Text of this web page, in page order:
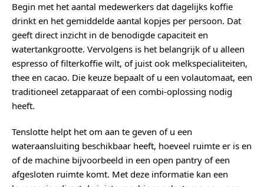
Begin met het aantal medewerkers dat dagelijks koffie
drinkt en het gemiddelde aantal kopjes per persoon. Dat
geeft direct inzicht in de benodigde capaciteit en
watertankgrootte. Vervolgens is het belangrijk of u alleen
espresso of filterkoffie wilt, of juist ook melkspecialiteiten,
thee en cacao. Die keuze bepaalt of u een volautomaat, een
traditioneel zetapparaat of een combi-oplossing nodig
heeft.
Tenslotte helpt het om aan te geven of u een
wateraansluiting beschikbaar heeft, hoeveel ruimte er is en
of de machine bijvoorbeeld in een open pantry of een
afgesloten ruimte komt. Met deze informatie kan een